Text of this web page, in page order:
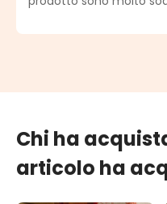
Chi ha
articolo ha